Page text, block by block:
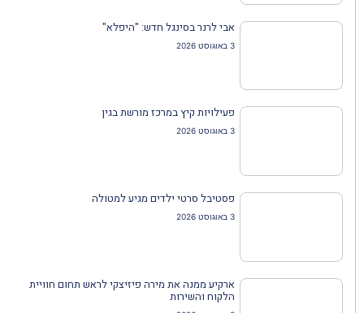
אבי לרנר בסינגל חדש: "היפלא"
3 באוגוסט 2026
פעילויות קיץ במרכז מורשת בגין
3 באוגוסט 2026
פסטיבל סרטי ילדים מגיע למטולה
3 באוגוסט 2026
ארקיע ממנה את מירה פיזיצקי לראש תחום חוויית
הלקוח והשירות